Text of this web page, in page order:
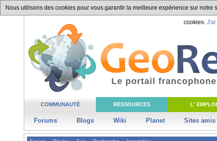
Nous utilisons des cookies pour vous garantir la meilleure expérience sur
cookies. J'ai
COMMUNAUTÉ RESSOURCES L' EMPLOI
Forums Blogs Wiki Planet Sites amis
Le portail